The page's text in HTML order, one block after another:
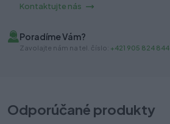
Kontaktujte nás
Poradíme Vám?
Zavolajte nám na tel. číslo: +421 905 824 844
Odporúčané produkty